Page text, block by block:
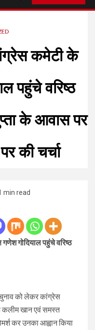
कमेटी के
पहुंचे वरिष्ठ
के आवास पर
की चर्चा
min read
गोदियाल पहुंचे वरिष्ठ
को लेकर कांग्रेस
कलीम खान एवं समस्त
कर उनका आह्वान किया